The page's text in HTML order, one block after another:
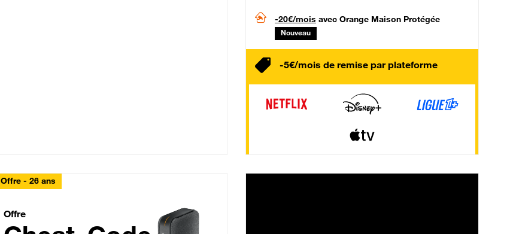
-20€/mois avec Orange Maison Protégée
Nouveau
-5€/mois de remise par plateforme
Offre - 26 ans
Cheat_Code Fibre_18_26
Offre